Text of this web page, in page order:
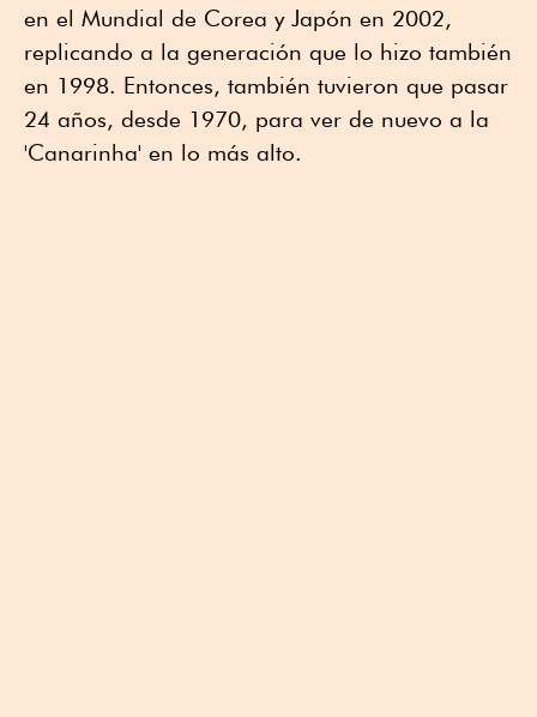
en el Mundial de Corea y Japón en 2002,
replicando a la generación que lo hizo también
en 1998. Entonces, también tuvieron que pasar
24 años, desde 1970, para ver de nuevo a la
'Canarinha' en lo más alto.